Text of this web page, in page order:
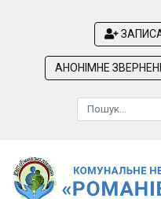
АНОНІМНЕ
Пошук